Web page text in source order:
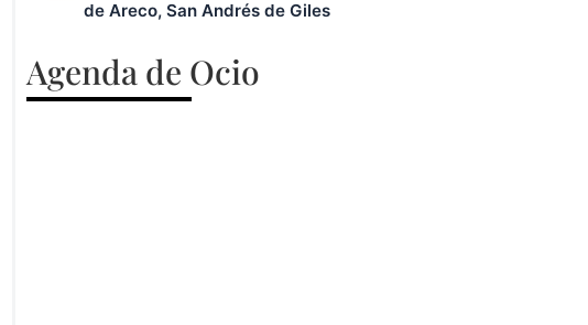
de Areco, San Andrés de Giles
Agenda de Ocio